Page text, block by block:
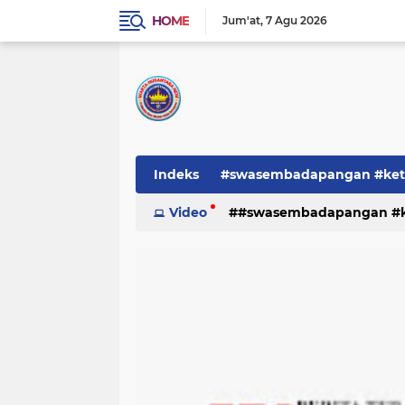
HOME Jum'at 7 Agu 2026
Indeks #swasembadapangan
Pemerintah PEMERINTAHAN
Video #swasembadapangan